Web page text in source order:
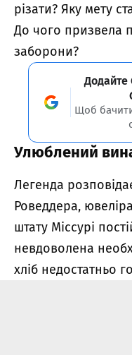
різати? Яку мету
До чого призвела
заборони?
Додайте
Щоб бачити
Улюблений
Легенда
Роведдера,
штату Міссурі
невдоволена
хліб недостатньо